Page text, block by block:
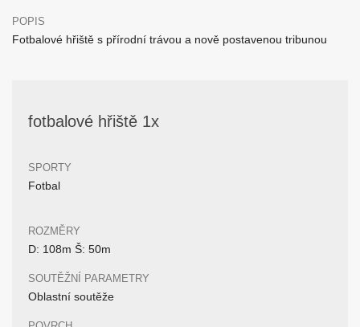
POPIS
Fotbalové hřiště s přírodní trávou a nově postavenou tribunou
fotbalové hřiště 1x
SPORTY
Fotbal
ROZMĚRY
D: 108m Š: 50m
SOUTĚŽNÍ PARAMETRY
Oblastní soutěže